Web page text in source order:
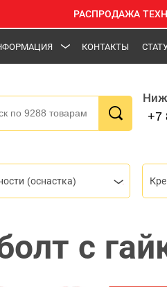
РАСПРОДАЖА
КОНТАКТЫ
+7
(оснастка)
с